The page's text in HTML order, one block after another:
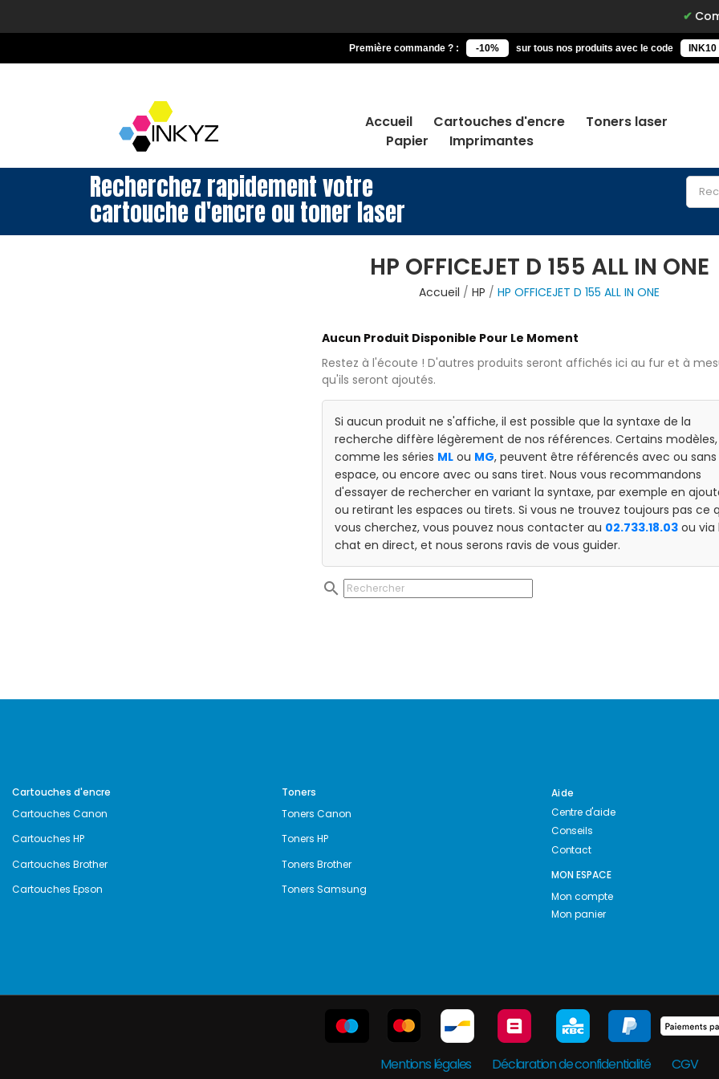
Première commande ? : -10% sur tous nos produits avec le code INK10
Accueil Cartouches d'encre
Toners laser
Papier
Imprimantes
Recherchez rapidement votre
cartouche d'encre ou toner laser
HP OFFICEJET D 155 ALL IN ONE
Accueil HP HP OFFICEJET D 155 ALL IN ONE
Aucun Produit Disponible Pour Le Moment
Restez à l'écoute ! D'autres produits seront affichés ici au fur et à
qu'ils seront ajoutés.
Si aucun produit ne s'affiche, il est possible que la syntaxe de la
recherche diffère légèrement de nos références. Certains modèles,
comme les séries ML ou MG, peuvent être référencés avec ou sans
espace, ou encore avec ou sans tiret. Nous vous recommandons
d'essayer de rechercher en variant la syntaxe, par exemple en
ou retirant les espaces ou tirets. Si vous ne trouvez toujours pas ce
vous cherchez, vous pouvez nous contacter au 02.733.18.03 ou via
chat en direct, et nous serons ravis de vous guider.
search
Cartouches d'encre
Cartouches Canon
Cartouches HP
Cartouches Brother
Cartouches Epson
Toners
Toners Canon
Toners HP
Toners Brother
Toners Samsung
Aide
Centre d'aide
Conseils
Contact
MON ESPACE
Mon compte
Mon panier
Mentions légales Déclaration de confidentialité CGV